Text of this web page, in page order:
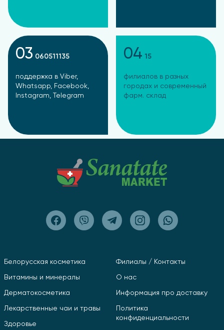
03 060511135
поддержка в Viber,
Whatsapp, Facebook,
Instagram, Telegram
04 15
филиалов в разных
городах и современный
фарм. склад
Белорусская косметика
Витамины и минералы
Дерматокосметика
Лекарственные чаи и травы
Здоровье
Филиалы / Контакты
О нас
Информация про доставку
Политика
конфиденциальности